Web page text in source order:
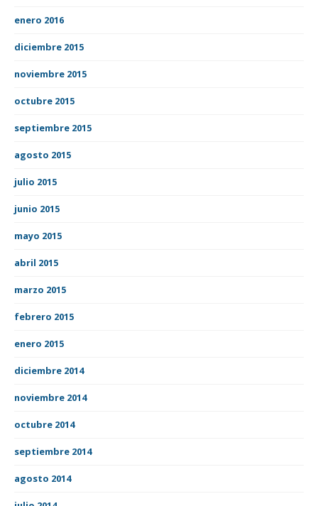
enero 2016
diciembre 2015
noviembre 2015
octubre 2015
septiembre 2015
agosto 2015
julio 2015
junio 2015
mayo 2015
abril 2015
marzo 2015
febrero 2015
enero 2015
diciembre 2014
noviembre 2014
octubre 2014
septiembre 2014
agosto 2014